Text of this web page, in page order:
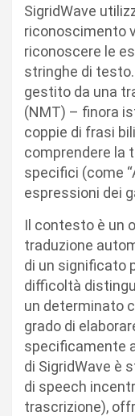
SigridWave
riconoscimento
riconoscere le
stringhe di
gestito da una
(NMT) – finora
coppie di frasi
comprendere la
specifici (come
espressioni dei
Il contesto è un
traduzione
di un significato
difficoltà
un determinato
grado di
specificamente
di SigridWave è
di speech
trascrizione),